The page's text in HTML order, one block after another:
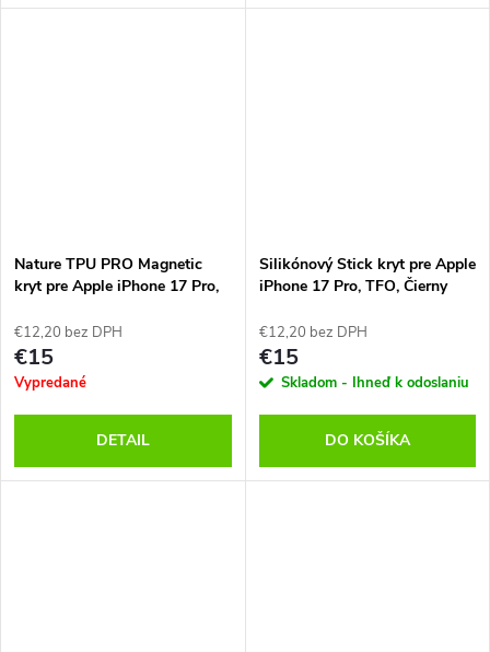
Nature TPU PRO Magnetic
kryt pre Apple iPhone 17 Pro,
€12,20 bez DPH
€15
Vypredané
DETAIL
Silikónový Stick kryt pre Apple
iPhone 17 Pro, TFO, Čierny
€12,20 bez DPH
€15
Skladom - Ihneď k odoslaniu
DO KOŠÍKA